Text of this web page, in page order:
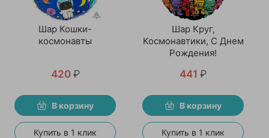
Шар Кошки-
космонавты
420 ₽
В корзину
Купить в 1 клик
Шар Круг,
Космонавтики, С Днем
Рождения!
441 ₽
В корзину
Купить в 1 клик